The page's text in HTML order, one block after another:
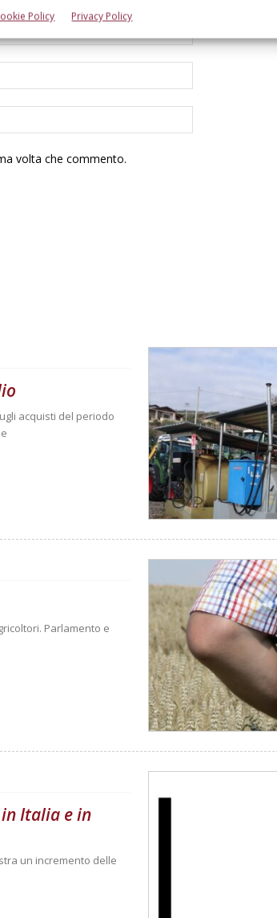
Policy Privacy Policy
volta che commento.
acquisti del periodo
Parlamento e
Italia e in
un incremento delle